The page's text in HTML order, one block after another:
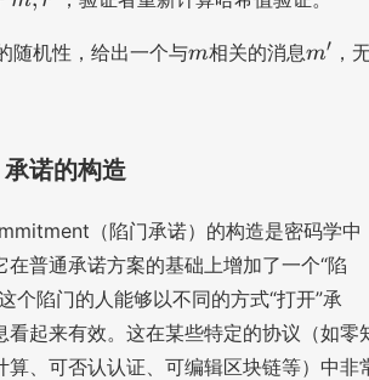
g
c
o
t
h
^
r
\
随机性，给出一个与m
m相关的消息m
m′ ，
诺的构造
（陷门承诺）的构造是密码学中
在普通承诺方案的基础上增加了一个“陷
个陷门的人能够以不同的方式“打开”承
看起来有效。这在某些特定的协议（如零
算、可否认认证、可编辑区块链等）中非